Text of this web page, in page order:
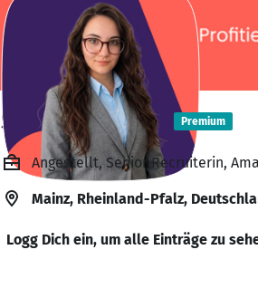
Susanne Tharr Premium
Angestellt, Senior Recruiterin,
Mainz, Rheinland-Pfalz,
Logg Dich ein, um alle Einträge zu